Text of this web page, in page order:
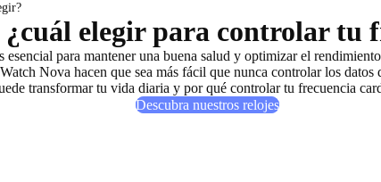
¿cuál elegir para controlar tu
esencial para mantener una buena salud y optimizar el
Nova hacen que sea más fácil que nunca controlar los datos
transformar tu vida diaria y por qué controlar tu frecuencia
Descubra nuestros relojes